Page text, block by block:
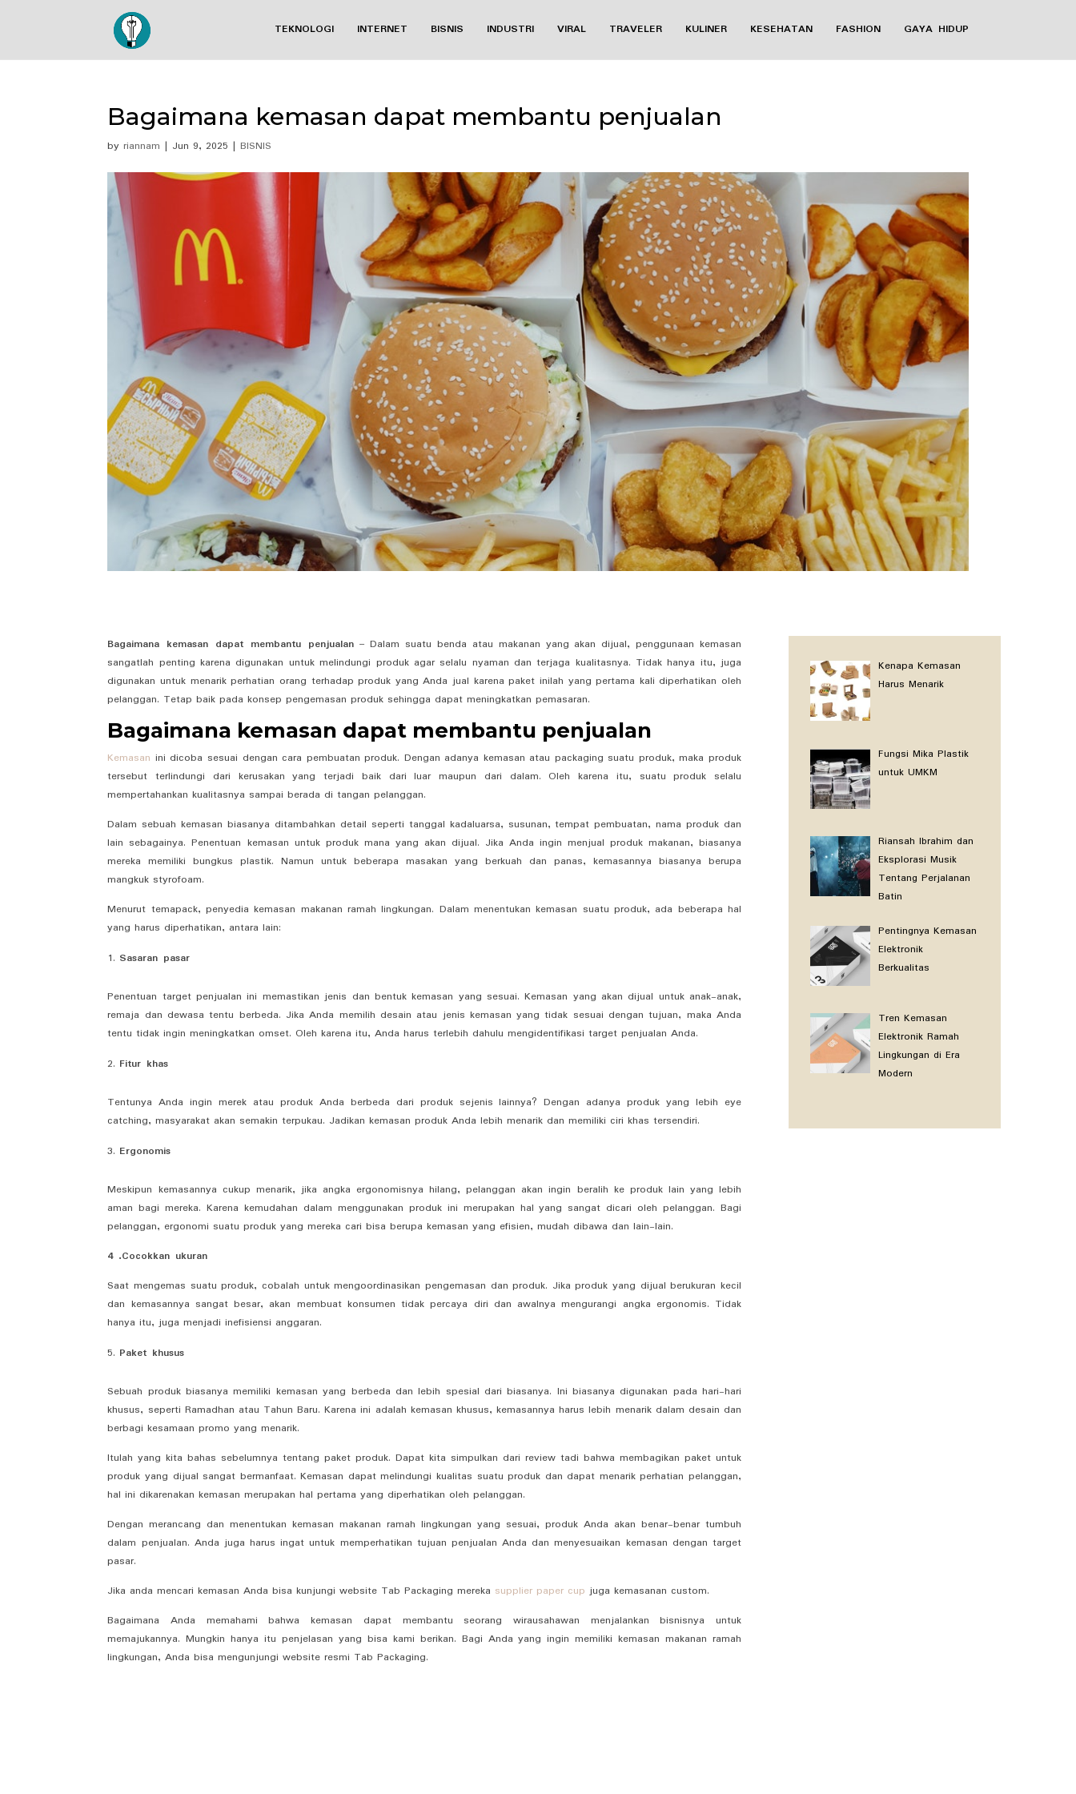
TEKNOLOGI INTERNET BISNIS INDUSTRI VIRAL TRAVELER KULINER KESEHATAN FASHION GAYA HIDUP
Bagaimana kemasan dapat membantu penjualan
byriannam | Jun 9, 2025 |BISNIS
Bagaimana kemasan dapat membantu penjualan– Dalam suatu benda atau makanan yang akan dijual, penggunaan kemasan
sangatlah penting karena digunakan untuk melindungi produk agar selalu nyaman dan terjaga kualitasnya. Tidak hanya itu, juga
digunakan untuk menarik perhatian orang terhadap produk yang Anda jual karena paket inilah yang pertama kali diperhatikan oleh
pelanggan. Tetap baik pada konsep pengemasan produk sehingga dapat meningkatkan pemasaran.
Bagaimana kemasan dapat membantu penjualan
Kemasan ini dicoba sesuai dengan cara pembuatan produk. Dengan adanya kemasan atau packaging suatu produk, maka produk
tersebut terlindungi dari kerusakan yang terjadi baik dari luar maupun dari dalam. Oleh karena itu, suatu produk selalu
mempertahankan kualitasnya sampai berada di tangan pelanggan.
Dalam sebuah kemasan biasanya ditambahkan detail seperti tanggal kadaluarsa, susunan, tempat pembuatan, nama produk dan
lain sebagainya. Penentuan kemasan untuk produk mana yang akan dijual. Jika Anda ingin menjual produk makanan, biasanya
mereka memiliki bungkus plastik. Namun untuk beberapa masakan yang berkuah dan panas, kemasannya biasanya berupa
mangkuk styrofoam.
Menurut temapack, penyedia kemasan makanan ramah lingkungan. Dalam menentukan kemasan suatu produk, ada beberapa hal
yang harus diperhatikan, antara lain:
Sasaran pasar
Penentuan target penjualan ini memastikan jenis dan bentuk kemasan yang sesuai. Kemasan yang akan dijual untuk anak-anak,
remaja dan dewasa tentu berbeda. Jika Anda memilih desain atau jenis kemasan yang tidak sesuai dengan tujuan, maka Anda
tentu tidak ingin meningkatkan omset. Oleh karena itu, Anda harus terlebih dahulu mengidentifikasi target penjualan Anda.
Fitur khas
Tentunya Anda ingin merek atau produk Anda berbeda dari produk sejenis lainnya? Dengan adanya produk yang lebih eye
catching, masyarakat akan semakin terpukau. Jadikan kemasan produk Anda lebih menarik dan memiliki ciri khas tersendiri.
Ergonomis
Meskipun kemasannya cukup menarik, jika angka ergonomisnya hilang, pelanggan akan ingin beralih ke produk lain yang lebih
aman bagi mereka. Karena kemudahan dalam menggunakan produk ini merupakan hal yang sangat dicari oleh pelanggan. Bagi
pelanggan, ergonomi suatu produk yang mereka cari bisa berupa kemasan yang efisien, mudah dibawa dan lain-lain.
4 .Cocokkan ukuran
Saat mengemas suatu produk, cobalah untuk mengoordinasikan pengemasan dan produk. Jika produk yang dijual berukuran kecil
dan kemasannya sangat besar, akan membuat konsumen tidak percaya diri dan awalnya mengurangi angka ergonomis. Tidak
hanya itu, juga menjadi inefisiensi anggaran.
Paket khusus
Sebuah produk biasanya memiliki kemasan yang berbeda dan lebih spesial dari biasanya. Ini biasanya digunakan pada hari-hari
khusus, seperti Ramadhan atau Tahun Baru. Karena ini adalah kemasan khusus, kemasannya harus lebih menarik dalam desain dan
berbagi kesamaan promo yang menarik.
Itulah yang kita bahas sebelumnya tentang paket produk. Dapat kita simpulkan dari review tadi bahwa membagikan paket untuk
produk yang dijual sangat bermanfaat. Kemasan dapat melindungi kualitas suatu produk dan dapat menarik perhatian pelanggan,
hal ini dikarenakan kemasan merupakan hal pertama yang diperhatikan oleh pelanggan.
Dengan merancang dan menentukan kemasan makanan ramah lingkungan yang sesuai, produk Anda akan benar-benar tumbuh
dalam penjualan. Anda juga harus ingat untuk memperhatikan tujuan penjualan Anda dan menyesuaikan kemasan dengan target
pasar.
Jika anda mencari kemasan Anda bisa kunjungi website Tab Packaging mereka supplier paper cup juga kemasanan custom.
Bagaimana Anda memahami bahwa kemasan dapat membantu seorang wirausahawan menjalankan bisnisnya untuk
memajukannya. Mungkin hanya itu penjelasan yang bisa kami berikan. Bagi Anda yang ingin memiliki kemasan makanan ramah
lingkungan, Anda bisa mengunjungiwebsite resmi Tab Packaging.
Kenapa Kemasan
Harus Menarik
Fungsi Mika Plastik
untuk UMKM
Riansah Ibrahim dan
Eksplorasi Musik
Tentang Perjalanan
Batin
Pentingnya Kemasan
Elektronik
Berkualitas
Tren Kemasan
Elektronik Ramah
Lingkungan di Era
Modern